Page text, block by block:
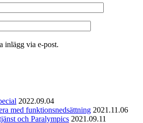
inlägg via e-post.
2022.09.04
med funktionsnedsättning 2021.11.06
och Paralympics 2021.09.11